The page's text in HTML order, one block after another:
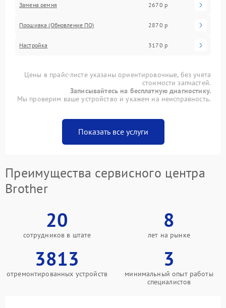
Замена ремня 2670 р
Прошивка (Обновление ПО) 2870 р
Настройка 3170 р
Цены в прайс-листе указаны ориентировочные, без учета
стоимости запчастей.
Записывайтесь на бесплатную диагностику.
Мы проверим ваше устройство и укажем на неисправность.
Показать все услуги
Преимущества сервисного центра
Brother
20
сотрудников в штате
8
лет на рынке
3813
отремонтированных устройств
3
минимальный опыт работы
специалистов